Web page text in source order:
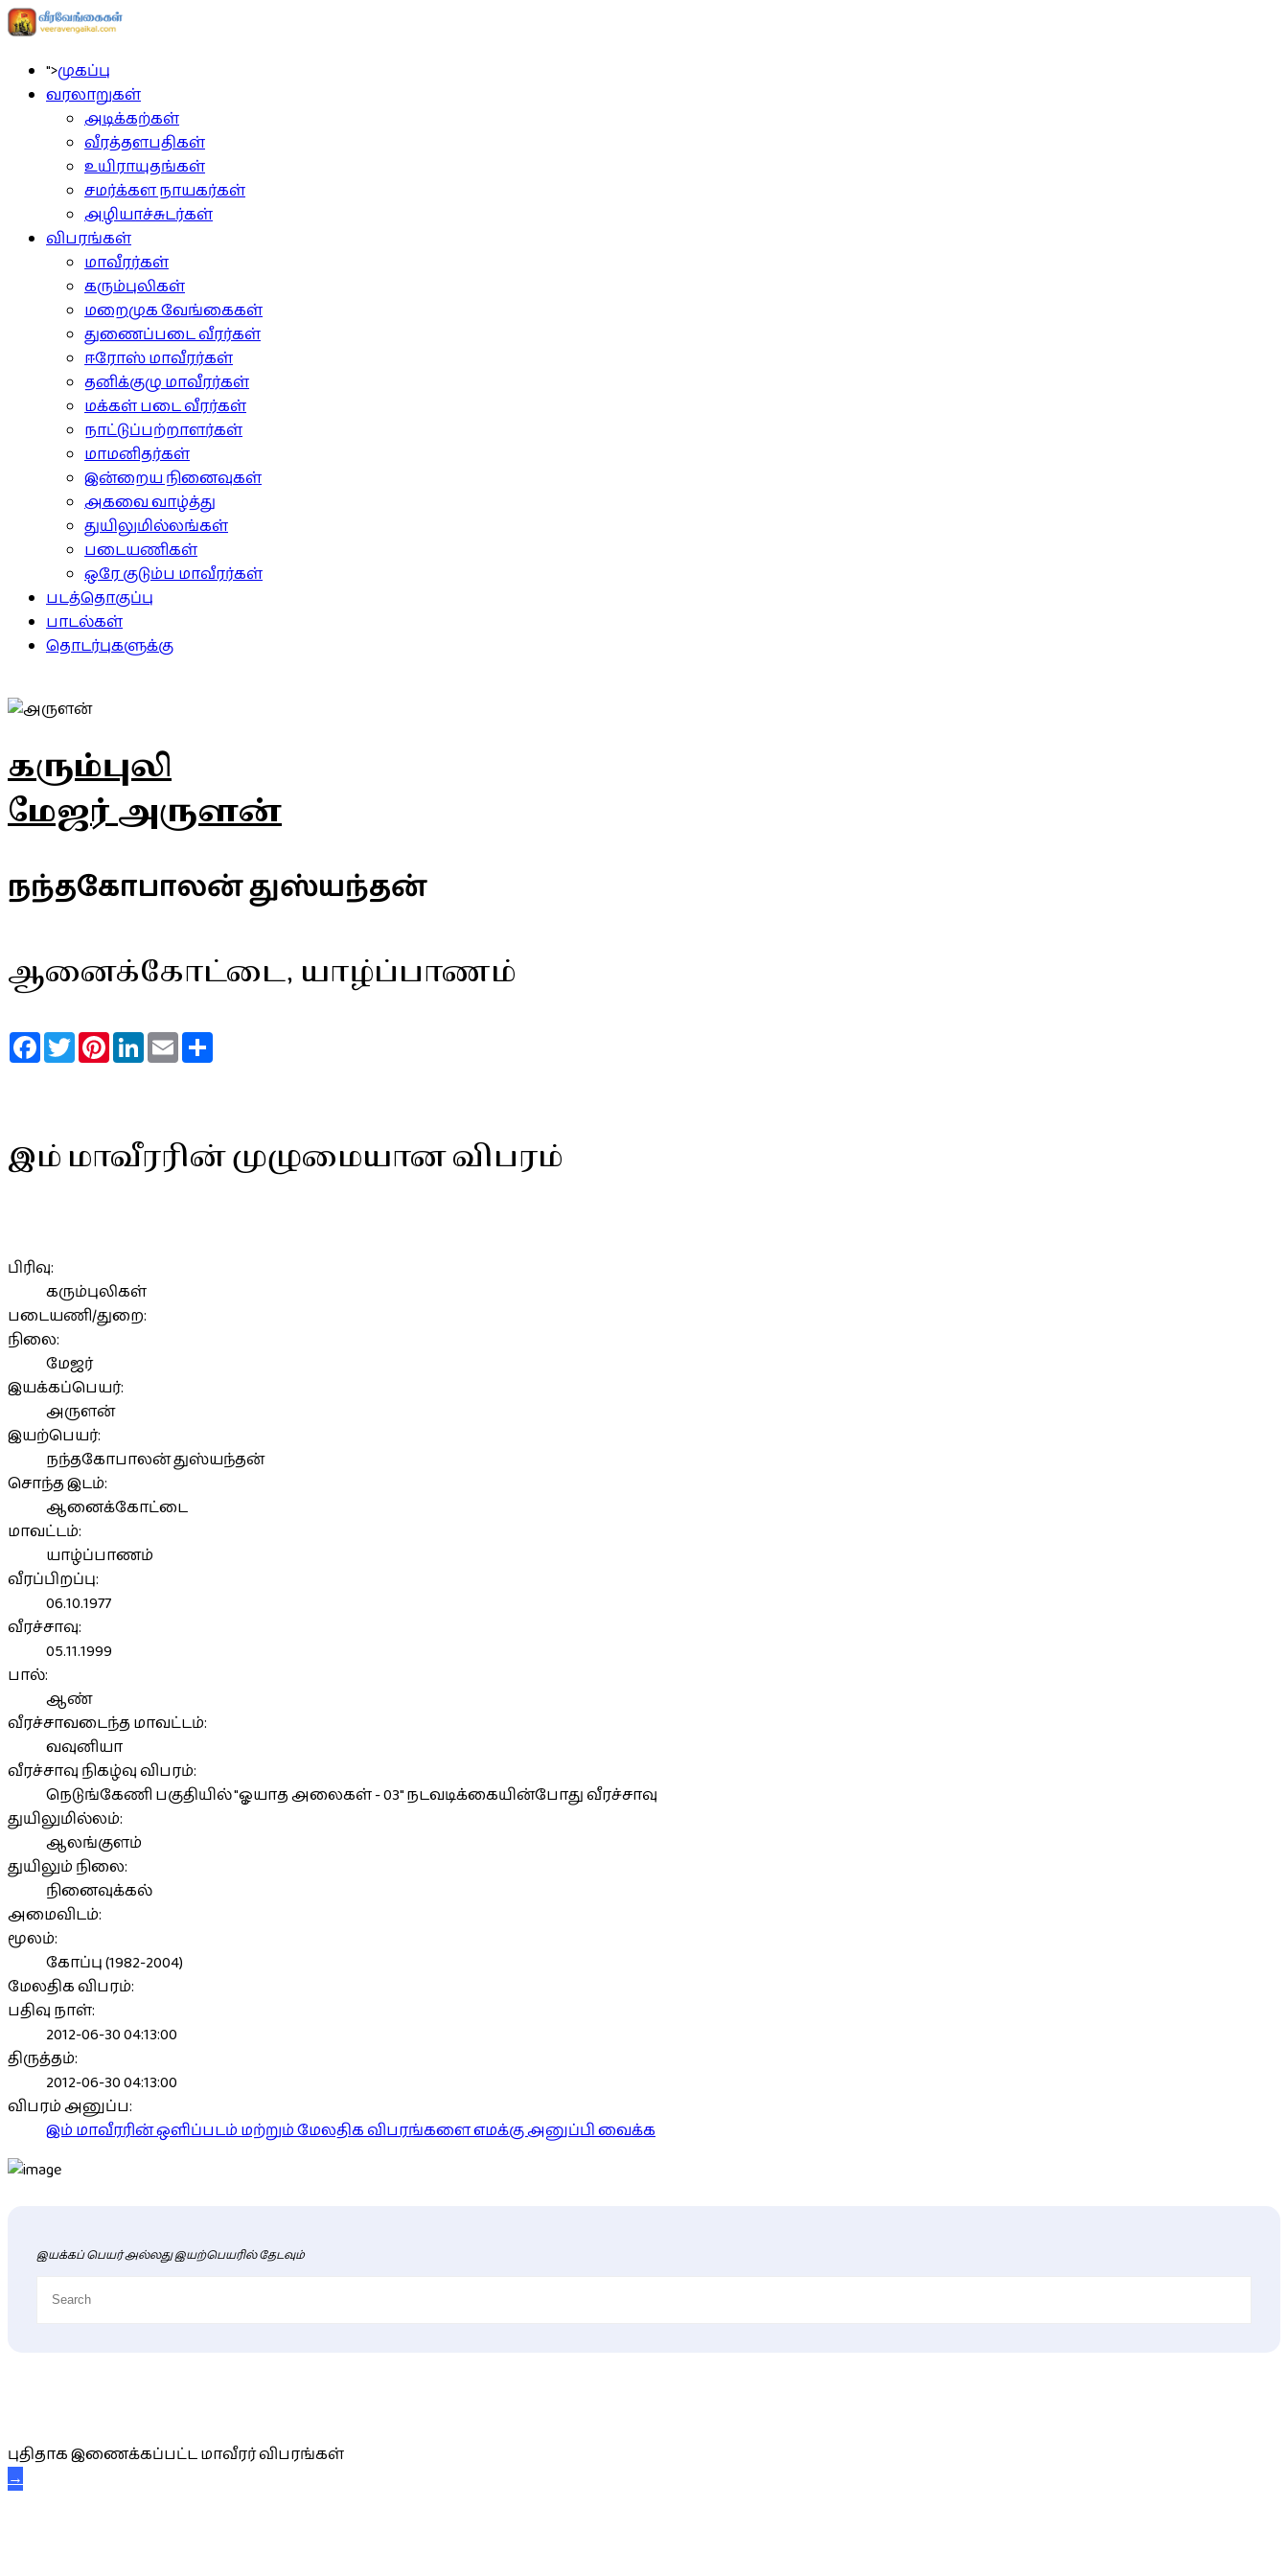
">முகப்பு
வரலாறுகள்
அடிக்கற்கள்
வீரத்தளபதிகள்
உயிராயுதங்கள்
சமர்க்கள நாயகர்கள்
அழியாச்சுடர்கள்
விபரங்கள்
மாவீரர்கள்
கரும்புலிகள்
மறைமுக வேங்கைகள்
துணைப்படை வீரர்கள்
ஈரோஸ் மாவீரர்கள்
தனிக்குழு மாவீரர்கள்
மக்கள் படை வீரர்கள்
நாட்டுப்பற்றாளர்கள்
மாமனிதர்கள்
இன்றைய நினைவுகள்
அகவை வாழ்த்து
துயிலுமில்லங்கள்
படையணிகள்
ஒரே குடும்ப மாவீரர்கள்
படத்தொகுப்பு
பாடல்கள்
தொடர்புகளுக்கு
கரும்புலி
மேஜர் அருளன்
நந்தகோபாலன் துஸ்யந்தன்
ஆனைக்கோட்டை, யாழ்ப்பாணம்
FacebookTwitterPinterestLinkedInEmail
இம் மாவீரரின் முழுமையான விபரம்
பிரிவு:
கரும்புலிகள்
படையணி/துறை:
நிலை:
மேஜர்
இயக்கப்பெயர்:
அருளன்
இயற்பெயர்:
நந்தகோபாலன் துஸ்யந்தன்
சொந்த இடம்:
ஆனைக்கோட்டை
மாவட்டம்:
யாழ்ப்பாணம்
வீரப்பிறப்பு:
06.10.1977
வீரச்சாவு:
05.11.1999
பால்:
ஆண்
வீரச்சாவடைந்த மாவட்டம்:
வவுனியா
வீரச்சாவு நிகழ்வு விபரம்:
நெடுங்கேணி பகுதியில் "ஓயாத அலைகள் - 03" நடவடிக்கையின்போது வீரச்சாவு
துயிலுமில்லம்:
ஆலங்குளம்
துயிலும் நிலை:
நினைவுக்கல்
அமைவிடம்:
மூலம்:
கோப்பு (1982-2004)
மேலதிக விபரம்:
பதிவு நாள்:
2012-06-30 04:13:00
திருத்தம்:
2012-06-30 04:13:00
விபரம் அனுப்ப:
இம் மாவீரரின் ஒளிப்படம் மற்றும் மேலதிக விபரங்களை எமக்கு அனுப்பி வைக்க
இயக்கப் பெயர் அல்லது இயற்பெயரில் தேடவும்
புதிதாக இணைக்கப்பட்ட மாவீரர் விபரங்கள்
→